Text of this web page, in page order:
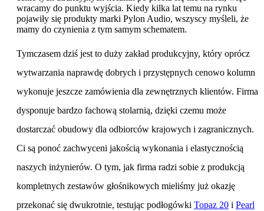
wracamy do punktu wyjścia. Kiedy kilka lat temu na rynku
pojawiły się produkty marki Pylon Audio, wszyscy myśleli, że
mamy do czynienia z tym samym schematem.
Tymczasem dziś jest to duży zakład produkcyjny, który oprócz
wytwarzania naprawdę dobrych i przystępnych cenowo kolumn
wykonuje jeszcze zamówienia dla zewnętrznych klientów. Firma
dysponuje bardzo fachową stolarnią, dzięki czemu może
dostarczać obudowy dla odbiorców krajowych i zagranicznych.
Ci są ponoć zachwyceni jakością wykonania i elastycznością
naszych inżynierów. O tym, jak firma radzi sobie z produkcją
kompletnych zestawów głośnikowych mieliśmy już okazję
przekonać się dwukrotnie, testując podłogówki Topaz 20 i Pearl